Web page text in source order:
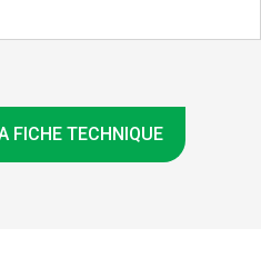
FICHE TECHNIQUE